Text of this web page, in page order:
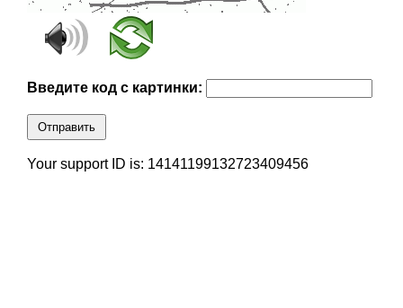
Введите код с картинки:
Отправить
Your support ID is: 14141199132723409456